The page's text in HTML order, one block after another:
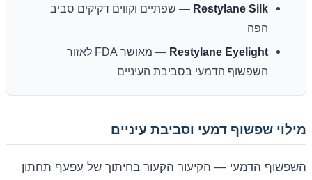
Restylane Silk — שפתיים וקווים דקיקים סביב
הפה
Restylane Eyelight
— מאושר FDA לאזור
השפשוף הדמעי בסביבת העיניים
מילוי שפשוף דמעי וסביבת עיניים
השפשוף הדמעי — הקיעור הקעור בחיתוך של עפעף תחתון